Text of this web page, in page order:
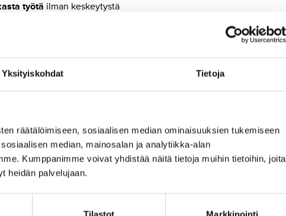
Yksityiskohdat Tietoja
räätälöimiseen, sosiaalisen median ominaisuuksien tukemiseen
median, mainosalan ja analytiikka-alan
Kumppanimme voivat yhdistää näitä tietoja muihin tietoihin, joita
heidän palvelujaan.
työtä ilman keskeytystä
välillä lyhenee, vaikka
mahdollisimman
tulee
seurauksiin. Työnantajan
vaaraa tai haittaa